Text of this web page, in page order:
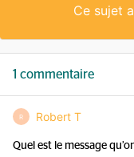
Ce sujet
1 commentaire
R Robert T
Quel est le message